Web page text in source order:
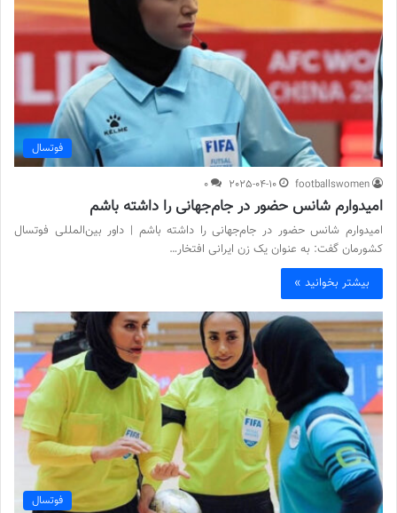
فوتسال
footballswomen
2025-04-10
0
امیدوارم شانس حضور در جام‌جهانی را داشته باشم
امیدوارم شانس حضور در جام‌جهانی را داشته باشم | داور بین‌المللی فوتسال
کشورمان گفت: به عنوان یک زن ایرانی افتخار…
بیشتر بخوانید »
فوتسال